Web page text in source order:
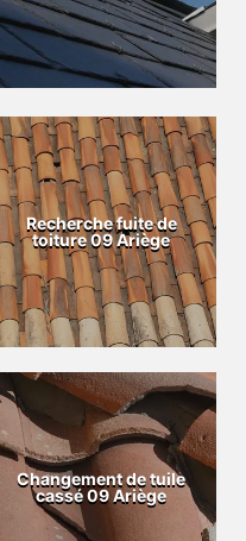
Recherche fuite de
toiture 09 Ariège
Changement de tuile
cassé 09 Ariège